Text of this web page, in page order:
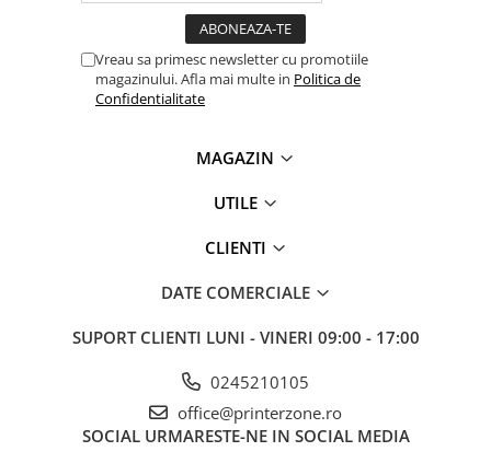
Filament imprimanta 3D
Vreau sa primesc newsletter cu promotiile
magazinului. Afla mai multe in Politica de
Confidentialitate
MAGAZIN
UTILE
CLIENTI
DATE COMERCIALE
SUPORT CLIENTI LUNI - VINERI 09:00 - 17:00
0245210105
office@printerzone.ro
SOCIAL URMARESTE-NE IN SOCIAL MEDIA